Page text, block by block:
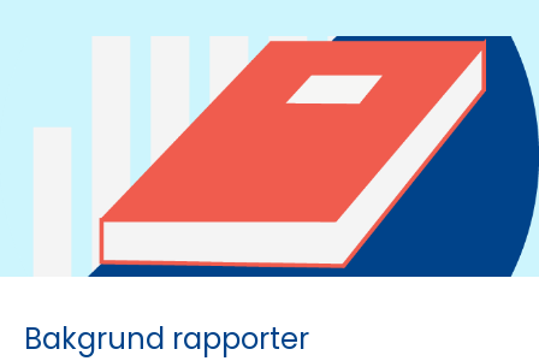
Bakgrund rapporter